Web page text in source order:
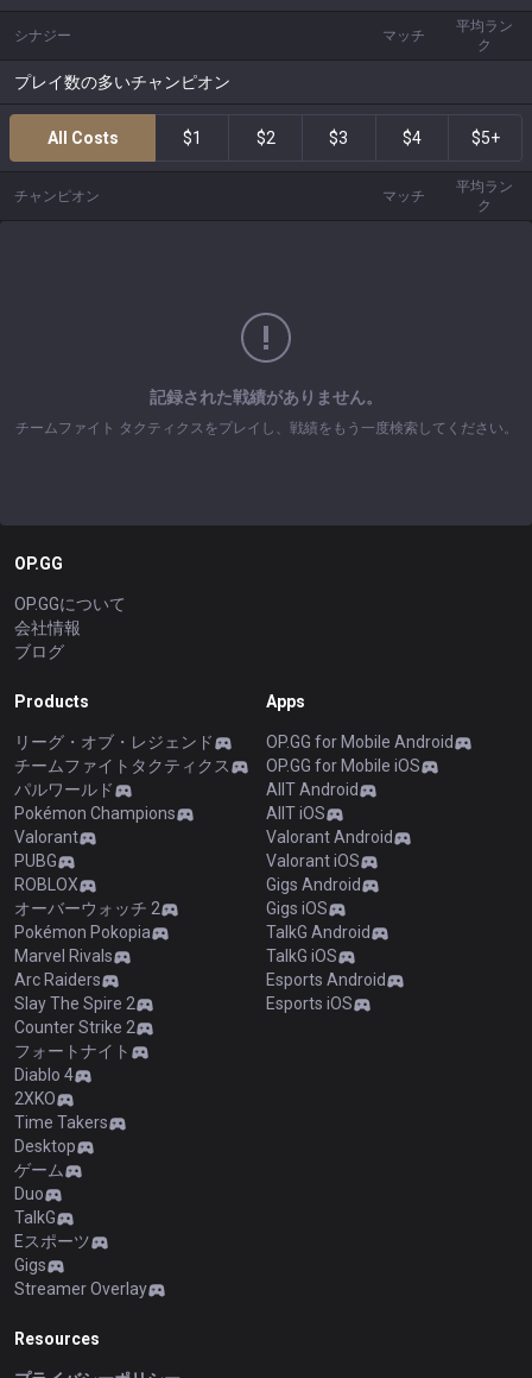
シナジー マッチ
平均ラン
ク
プレイ数の多いチャンピオン
All Costs $1 $2 $3 $4 $5+
チャンピオン マッチ
平均ラン
ク
記録された戦績がありません。
チームファイト タクティクスをプレイし、戦績をもう一度検索してください。
OP.GG
OP.GGについて
会社情報
ブログ
Products
リーグ・オブ・レジェンド
チームファイトタクティクス
パルワールド
Pokémon Champions
Valorant
PUBG
ROBLOX
オーバーウォッチ 2
Pokémon Pokopia
Marvel Rivals
Arc Raiders
Slay The Spire 2
Counter Strike 2
フォートナイト
Diablo 4
2XKO
Time Takers
Desktop
ゲーム
Duo
TalkG
Eスポーツ
Gigs
Streamer Overlay
Apps
OP.GG for Mobile Android
OP.GG for Mobile iOS
AllT Android
AllT iOS
Valorant Android
Valorant iOS
Gigs Android
Gigs iOS
TalkG Android
TalkG iOS
Esports Android
Esports iOS
Resources